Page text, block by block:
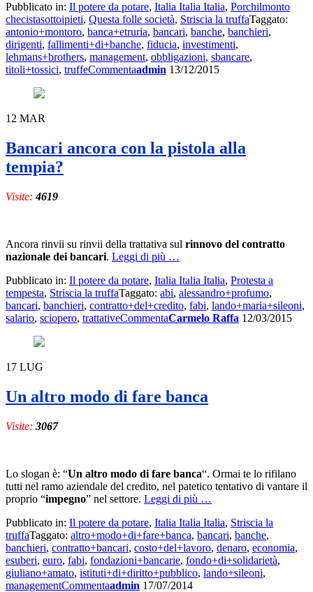
di
Banche,
sbanchieri,
sbancari,
e
sbancati
Pubblicato in: Il potere da potare, Italia Italia Italia, Porchilmonto
checistasottoipieti, Questa folle società, Striscia la truffaTaggato:
antonio+montoro, banca+etruria, bancari, banche, banchieri,
dirigenti, fallimenti+di+banche, fiducia, investimenti,
lehmans+brothers, management, obbligazioni, sbancare,
titoli+tossici, truffeCommentaadmin 13/12/2015
12 MAR
Bancari ancora con la pistola alla
tempia?
Visite: 4619
Ancora rinvii su rinvii della trattativa sul rinnovo del contratto
nazionale dei bancari. Leggi di più
di
Bancari
ancora
con
…
Pubblicato in: Il potere da potare, Italia Italia Italia, Protesta a
tempesta, Striscia la truffaTaggato: abi, alessandro+profumo,
bancari, banchieri, contratto+del+credito, fabi, lando+maria+sileoni,
salario, sciopero, trattativeCommentaCarmelo Raffa 12/03/2015
17 LUG
Un altro modo di fare banca
Visite: 3067
Lo slogan è: “Un altro modo di fare banca“. Ormai te lo rifilano
tutti nel ramo aziendale del credito, nel patetico tentativo di vantare il
proprio “impegno” nel settore. Leggi di più
di
Un
altro
modo
di
…
Pubblicato in: Il potere da potare, Italia Italia Italia, Striscia la
truffaTaggato: altro+modo+di+fare+banca, bancari, banche,
banchieri, contratto+bancari, costo+del+lavoro, denaro, economia,
esuberi, euro, fabi, fondazioni+bancarie, fondo+di+solidarietà,
giuliano+amato, istituti+di+diritto+pubblico, lando+sileoni,
managementCommentaadmin 17/07/2014